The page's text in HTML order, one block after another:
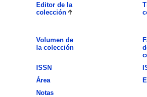
Editor de la
colección
Volumen de
la colección
ISSN
Área
Notas